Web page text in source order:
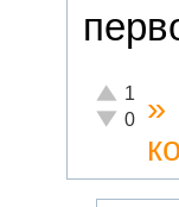
Отлично!
1
0
»